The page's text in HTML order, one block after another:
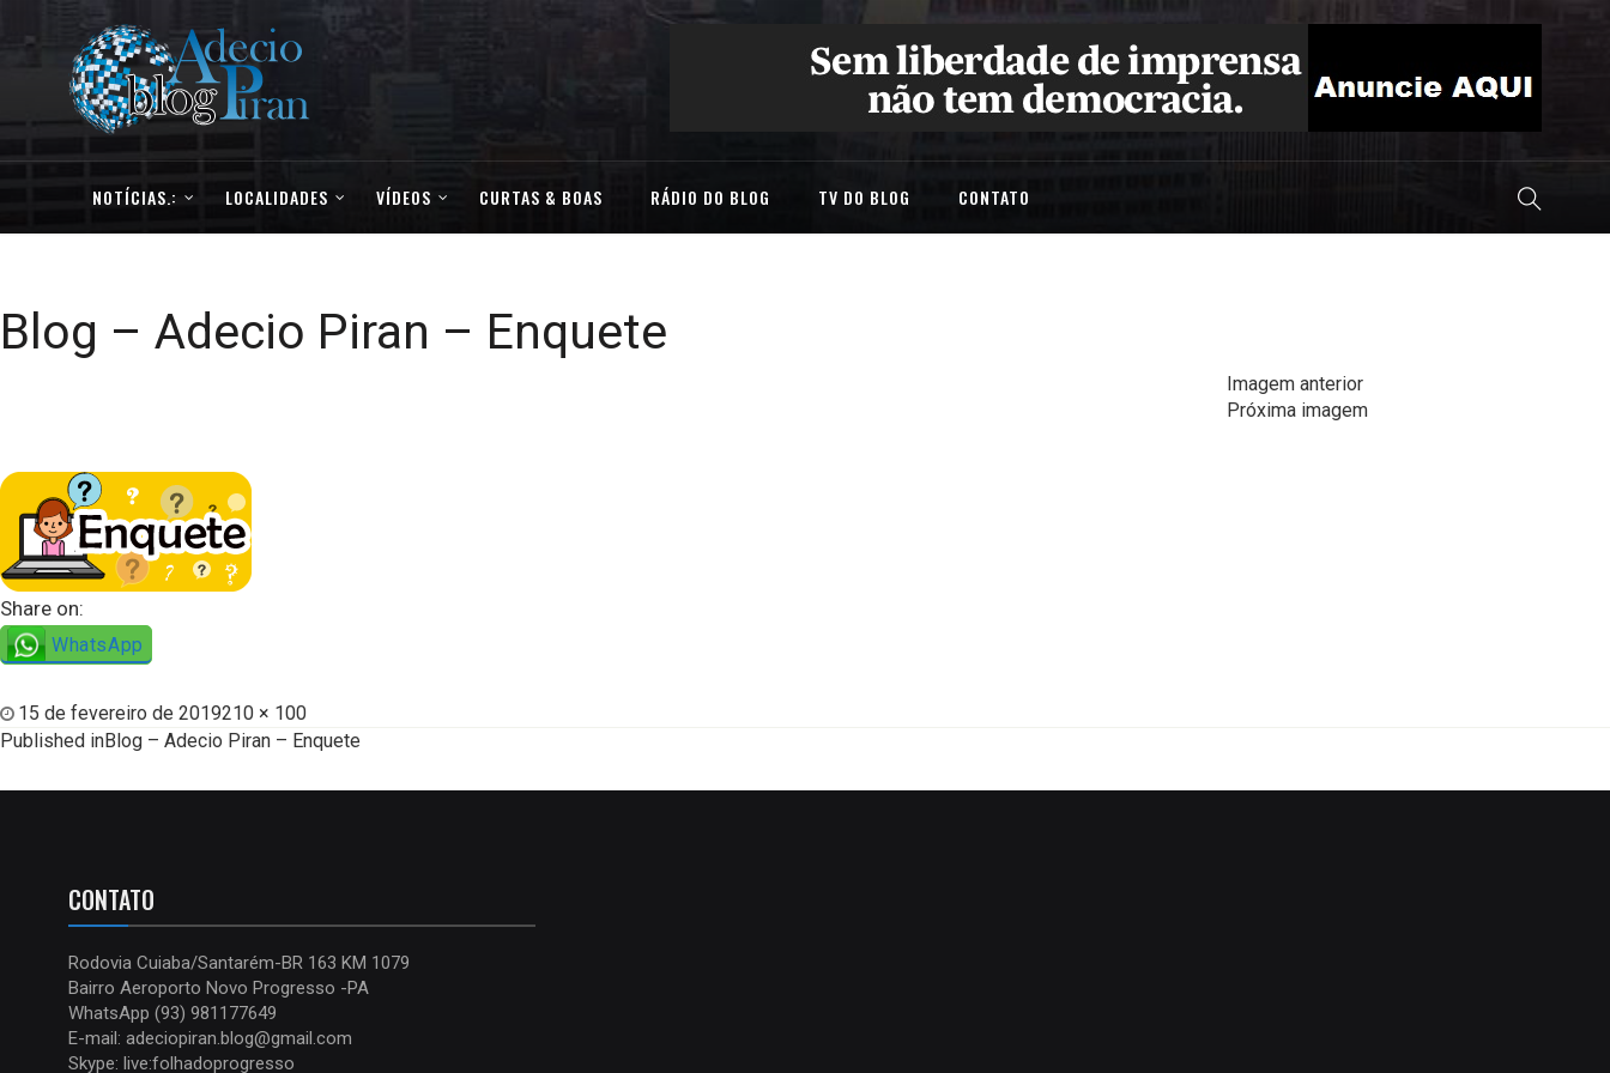
NOTÍCIAS.: LOCALIDADES VÍDEOS CURTAS & BOAS RÁDIO DO BLOG TV DO BLOG CONTATO
Blog – Adecio Piran – Enquete
Imagem anterior
Próxima imagem
Share on:
WhatsApp
15 de fevereiro de 2019210 × 100
Published inBlog – Adecio Piran – Enquete
CONTATO
Rodovia Cuiaba/Santarém-BR 163 KM 1079
Bairro Aeroporto Novo Progresso -PA
WhatsApp (93) 981177649
E-mail: adeciopiran.blog@gmail.com
Skype: live:folhadoprogresso